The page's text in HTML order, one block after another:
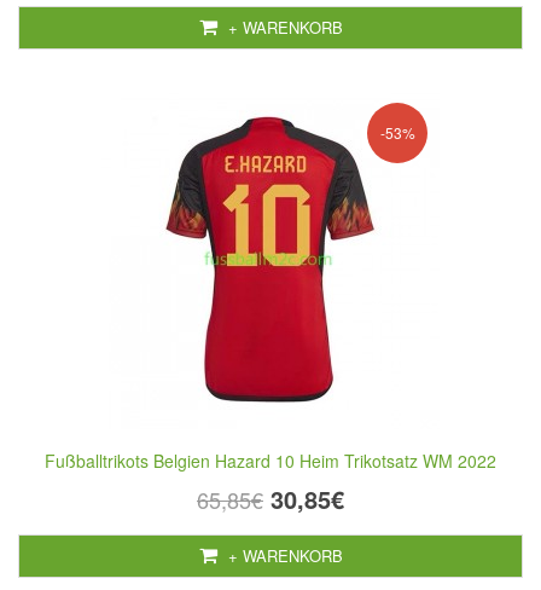
+ WARENKORB
-53%
Fußballtrikots Belgien Hazard 10 Heim Trikotsatz WM 2022
65,85€ 30,85€
+ WARENKORB